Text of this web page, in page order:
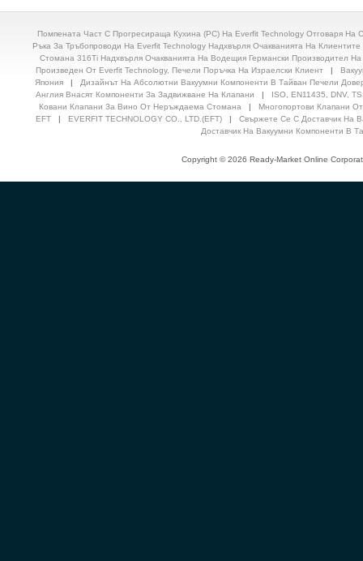
Помпената Част С Прогресираща Кухина (PC) На Everfit Technology Отговаря
Ръка За Тръбопроводи На Everfit Technology Надхвърля Очакванията На
Стомана 316Ti Надхвърля Очакванията На Водещия Германски Производител
Произведен От Everfit Technology, Печели Поръчка На Израелски Клиент |
Япония | Дизайнът На Абсолютни Вакуумни Компоненти В Тайван Печели
Англия Внасят Компоненти За Задвижване На Клапани | ISO, EN11435, DNV,
Ковани Клапани За Вино От Неръждаема Стомана | Многопортови Клапани
EFT | EVERFIT TECHNOLOGY CO., LTD.(EFT) |Свържете Се С Доставчик На
Доставчик На Вакуумни Компоненти В
Copyright © 2026 Ready-Market Online